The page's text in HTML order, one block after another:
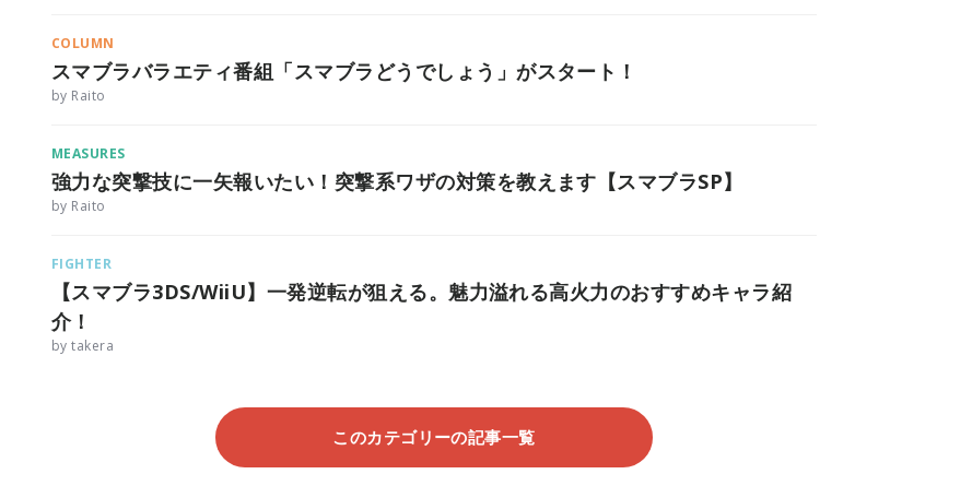
COLUMN
スマブラバラエティ番組「スマブラどうでしょう」がスタート！
by Raito
MEASURES
強力な突撃技に一矢報いたい！突撃系ワザの対策を教えます【スマブラSP】
by Raito
FIGHTER
【スマブラ3DS/WiiU】一発逆転が狙える。魅力溢れる高火力のおすすめキャラ紹
介！
by takera
このカテゴリーの記事一覧